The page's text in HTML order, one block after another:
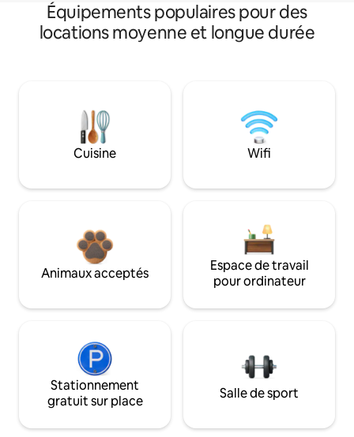
Équipements populaires pour des
locations moyenne et longue durée
Cuisine Wifi
Animaux acceptés
Espace de travail
pour ordinateur
Stationnement
gratuit sur place
Salle de sport